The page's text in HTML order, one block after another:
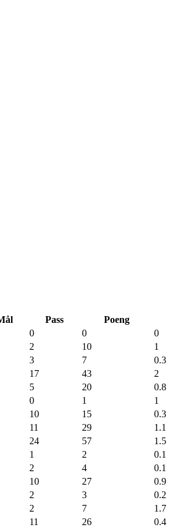
Pass Poeng
0 0 0
2 10 1
3 7 0.3
17 43 2
5 20 0.8
0 1 1
10 15 0.3
11 29 1.1
24 57 1.5
1 2 0.1
2 4 0.1
10 27 0.9
2 3 0.2
2 7 1.7
11 26 0.4